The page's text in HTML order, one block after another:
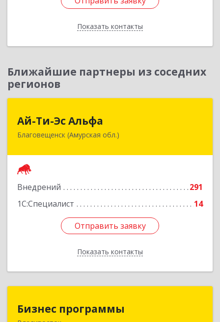
Показать контакты
Назад
Ближайшие партнеры из соседних
регионов
Ай-Ти-Эс Альфа
Благовещенск (Амурская обл.)
Внедрений
291
1С:Специалист
14
Отправить заявку
Показать контакты
675000, Амурская обл, Благовещенск г, Зейская
Отправить заявку
Назад
Бизнес программы